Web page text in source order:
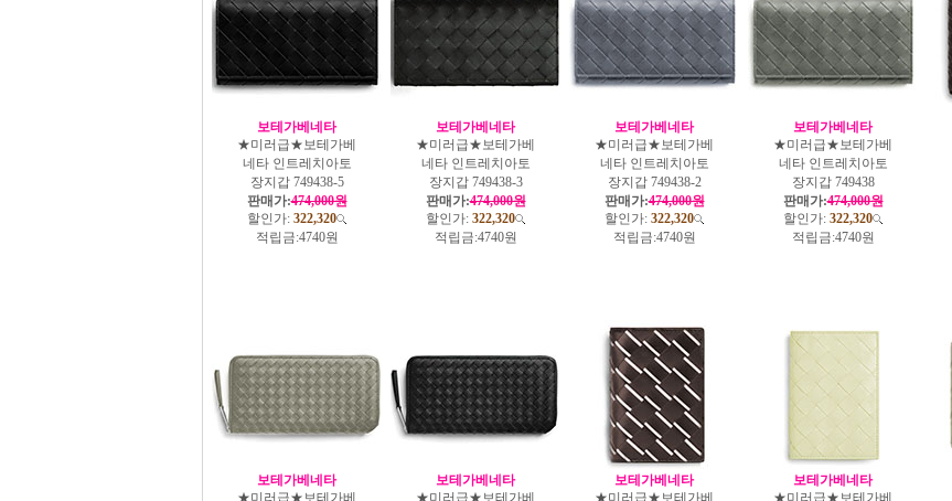
보테가베네타
★미러급★보테가베
네타 인트레치아토
장지갑 749438-5
판매가:474,000원
할인가: 322,320
적립금:4740원
보테가베네타
★미러급★보테가베
네타 인트레치아토
장지갑 749438-3
판매가:474,000원
할인가: 322,320
적립금:4740원
보테가베네타
★미러급★보테가베
네타 인트레치아토
장지갑 749438-2
판매가:474,000원
할인가: 322,320
적립금:4740원
보테가베네타
★미러급★보테가베
네타 인트레치아토
장지갑 749438
판매가:474,000원
할인가: 322,320
적립금:4740원
보테가베네타
★미러급★보테가베
보테가베네타
★미러급★보테가베
보테가베네타
★미러급★보테가베
보테가베네타
★미러급★보테가베